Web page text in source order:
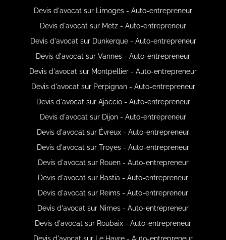
Devis d'avocat sur Limoges - Auto-entrepreneur
Devis d'avocat sur Metz - Auto-entrepreneur
Devis d'avocat sur Dunkerque - Auto-entrepreneur
Devis d'avocat sur Vannes - Auto-entrepreneur
Devis d'avocat sur Montpellier - Auto-entrepreneur
Devis d'avocat sur Perpignan - Auto-entrepreneur
Devis d'avocat sur Ajaccio - Auto-entrepreneur
Devis d'avocat sur Dijon - Auto-entrepreneur
Devis d'avocat sur Évreux - Auto-entrepreneur
Devis d'avocat sur Troyes - Auto-entrepreneur
Devis d'avocat sur Rouen - Auto-entrepreneur
Devis d'avocat sur Bastia - Auto-entrepreneur
Devis d'avocat sur Reims - Auto-entrepreneur
Devis d'avocat sur Nimes - Auto-entrepreneur
Devis d'avocat sur Roubaix - Auto-entrepreneur